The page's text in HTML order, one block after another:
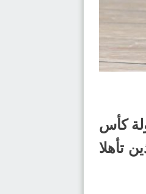
كأس
اللذين تأهلا